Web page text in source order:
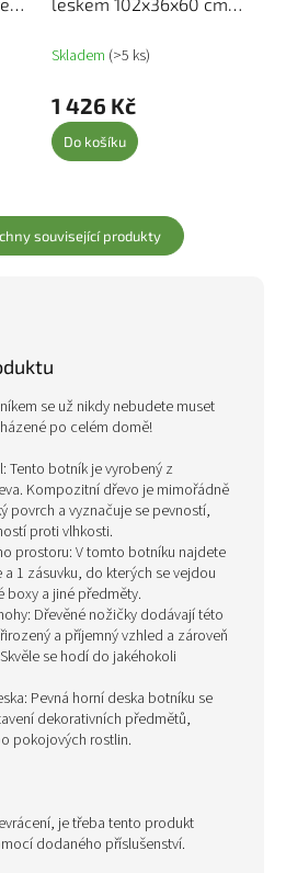
Skladem (>5 ks)
1 426 Kč
Do košíku
související produkty
se už nikdy nebudete muset
po celém domě!
Tento botník je vyrobený z
Kompozitní dřevo je mimořádně
povrch a vyznačuje se pevností,
proti vlhkosti.
prostoru: V tomto botníku najdete
1 zásuvku, do kterých se vejdou
boxy a jiné předměty.
Dřevěné nožičky dodávají této
a příjemný vzhled a zároveň
se hodí do jakéhokoli
Pevná horní deska botníku se
dekorativních předmětů,
pokojových rostlin.
je třeba tento produkt
dodaného příslušenství.